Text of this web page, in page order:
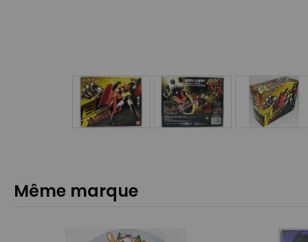
Même marque